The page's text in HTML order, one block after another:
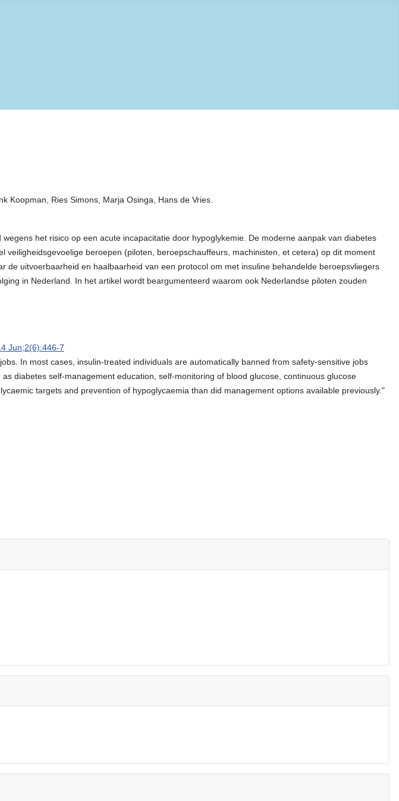
Henk Koopman, Ries Simons, Marja Osinga, Hans de Vries.
het risico op een acute incapacitatie door hypoglykemie. De moderne aanpak van diabetes
beroepen (piloten, beroepschauffeurs, machinisten, et cetera) op dit moment
uitvoerbaarheid en haalbaarheid van een protocol om met insuline behandelde beroepsvliegers
in Nederland. In het artikel wordt beargumenteerd waarom ook Nederlandse piloten zouden
Jun;2(6):446-7
In most cases, insulin-treated individuals are automatically banned from safety-sensitive jobs
diabetes self-management education, self-monitoring of blood glucose, continuous glucose
targets and prevention of hypoglycaemia than did management options available previously."